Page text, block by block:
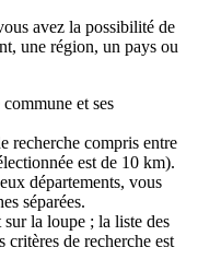
avez la possibilité de
une région, un pays ou
et ses
recherche compris entre
est de 10 km).
départements, vous
séparées.
la loupe ; la liste des
de recherche est